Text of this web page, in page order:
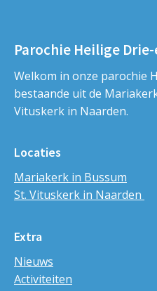
Parochie Heilige
Welkom in onze parochie
bestaande uit de
Vituskerk in Naarden.
Locaties
Mariakerk in Bussum
St. Vituskerk in Naarden
Extra
Nieuws
Activiteiten